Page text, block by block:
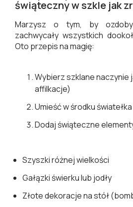
świąteczny w szkle jak
Marzysz o tym, by
zachwycały wszystkich
Oto przepis na magię:
Wybierz szklane naczynie
affilkacje)
Umieść w środku światełka
Dodaj świąteczne
Szyszki różnej wielkości
Gałązki świerku lub jodły
Złote dekoracje na stół